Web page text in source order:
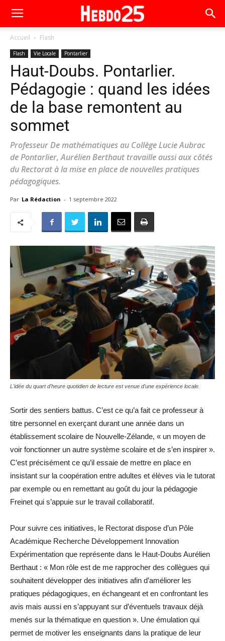
Accueil Flash
Flash Vie Locale Pontarlier
Haut-Doubs. Pontarlier.
Pédagogie : quand les idées
de la base remontent au
sommet
Professeur De mathématiques au Collège Lucie Aubrac
de Pontarlier, Aurélien Berthaut travaille aussi aux côtés
du Rectorat à la mise en place de nouvelles pratiques
pédagogiques.
Par La Rédaction - 1 septembre 2022
L'idée du quart d'heure quotidien de lecture est venue d'une expérience locale.
Sortir des sentiers battus. C’est ce qu’a fait ce professeur à
titre personnel en exerçant durant une année dans un
établissement scolaire de Nouvelle-Zélande, « un moyen de
voir fonctionner un autre système scolaire et de s’en inspirer ».
C’est précisément ce qu’il essaie de mettre en place en
insistant sur la coopération entre adultes et élèves via le tutorat
par exemple ou en remettant au goût du jour la pédagogie
Freinet qui s’appuie sur le travail collaboratif.
Pour suivre ces initiatives, le Rectorat dispose d’un Pôle
Académique Recherche Développement Innovation
Expérimentation que représente dans le Haut-Doubs Aurélien
Berthaut : « Mon rôle est de me rapprocher des collègues qui
souhaitent développer des initiatives afin d’améliorer les
pratiques pédagogiques, en échangeant et en confrontant les
avis mais aussi en s’appuyant sur d’éventuels travaux déjà
menés sur la thématique en question ». Une émulation qui
permet de motiver les enseignants dans la pratique de leur